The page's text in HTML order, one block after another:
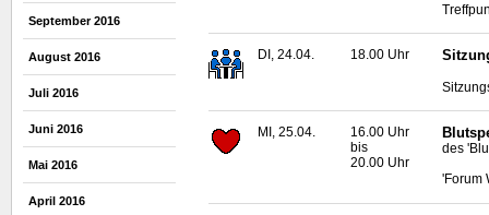
September 2016
August 2016
Juli 2016
Juni 2016
Mai 2016
April 2016
DI, 24.04. 18.00 Uhr
MI, 25.04.
16.00 Uhr
bis
20.00 Uhr
des
'Forum